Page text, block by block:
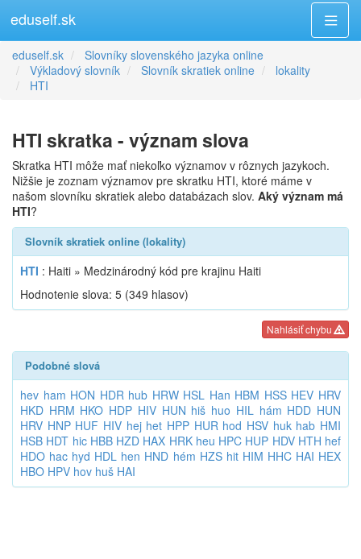
eduself.sk
eduself.sk
Slovníky slovenského jazyka online
Výkladový slovník
Slovník skratiek online
lokality
HTI
HTI skratka - význam slova
Skratka HTI môže mať niekoľko významov v rôznych jazykoch.
Nižšie je zoznam významov pre skratku HTI, ktoré máme v
našom slovníku skratiek alebo databázach slov. Aký význam má
HTI?
Slovník skratiek online (lokality)
HTI : Haiti » Medzinárodný kód pre krajinu Haiti
Hodnotenie slova: 5 (349 hlasov)
Nahlásiť chybu
Podobné slová
hev ham HON HDR hub HRW HSL Han HBM HSS HEV HRV
HKD HRM HKO HDP HIV HUN hiš huo HIL hám HDD HUN
HRV HNP HUF HIV hej het HPP HUR hod HSV huk hab HMI
HSB HDT hic HBB HZD HAX HRK heu HPC HUP HDV HTH hef
HDO hac hyd HDL hen HND hém HZS hit HIM HHC HAI HEX
HBO HPV hov huš HAI